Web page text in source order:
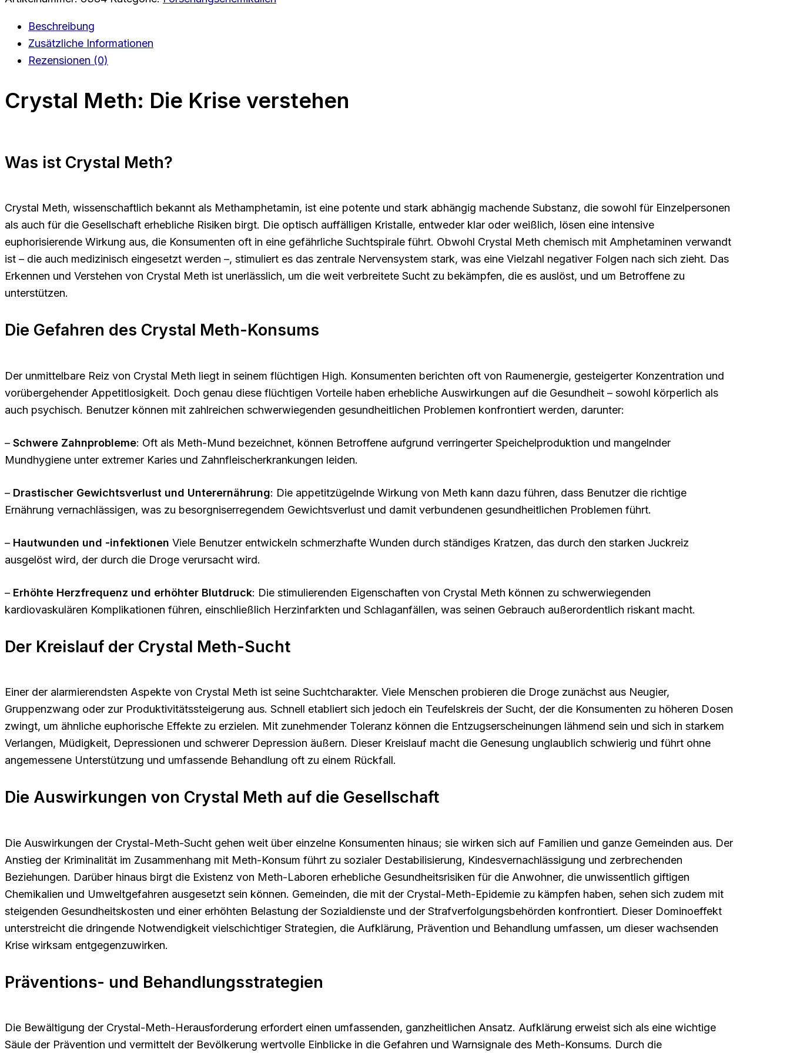
Beschreibung
Zusätzliche Informationen
Rezensionen (0)
Crystal Meth: Die Krise verstehen
Was ist Crystal Meth?
Crystal Meth, wissenschaftlich bekannt als Methamphetamin, ist eine potente und stark abhängig machende Substanz, die sowohl für Einzelpersonen
als auch für die Gesellschaft erhebliche Risiken birgt. Die optisch auffälligen Kristalle, entweder klar oder weißlich, lösen eine intensive
euphorisierende Wirkung aus, die Konsumenten oft in eine gefährliche Suchtspirale führt. Obwohl Crystal Meth chemisch mit Amphetaminen verwandt
ist – die auch medizinisch eingesetzt werden –, stimuliert es das zentrale Nervensystem stark, was eine Vielzahl negativer Folgen nach sich zieht. Das
Erkennen und Verstehen von Crystal Meth ist unerlässlich, um die weit verbreitete Sucht zu bekämpfen, die es auslöst, und um Betroffene zu
unterstützen.
Die Gefahren des Crystal Meth-Konsums
Der unmittelbare Reiz von Crystal Meth liegt in seinem flüchtigen High. Konsumenten berichten oft von Raumenergie, gesteigerter Konzentration und
vorübergehender Appetitlosigkeit. Doch genau diese flüchtigen Vorteile haben erhebliche Auswirkungen auf die Gesundheit – sowohl körperlich als
auch psychisch. Benutzer können mit zahlreichen schwerwiegenden gesundheitlichen Problemen konfrontiert werden, darunter:
– Schwere Zahnprobleme: Oft als Meth-Mund bezeichnet, können Betroffene aufgrund verringerter Speichelproduktion und mangelnder
Mundhygiene unter extremer Karies und Zahnfleischerkrankungen leiden.
– Drastischer Gewichtsverlust und Unterernährung: Die appetitzügelnde Wirkung von Meth kann dazu führen, dass Benutzer die richtige
Ernährung vernachlässigen, was zu besorgniserregendem Gewichtsverlust und damit verbundenen gesundheitlichen Problemen führt.
– Hautwunden und -infektionen Viele Benutzer entwickeln schmerzhafte Wunden durch ständiges Kratzen, das durch den starken Juckreiz
ausgelöst wird, der durch die Droge verursacht wird.
– Erhöhte Herzfrequenz und erhöhter Blutdruck: Die stimulierenden Eigenschaften von Crystal Meth können zu schwerwiegenden
kardiovaskulären Komplikationen führen, einschließlich Herzinfarkten und Schlaganfällen, was seinen Gebrauch außerordentlich riskant macht.
Der Kreislauf der Crystal Meth-Sucht
Einer der alarmierendsten Aspekte von Crystal Meth ist seine Suchtcharakter. Viele Menschen probieren die Droge zunächst aus Neugier,
Gruppenzwang oder zur Produktivitätssteigerung aus. Schnell etabliert sich jedoch ein Teufelskreis der Sucht, der die Konsumenten zu höheren Dosen
zwingt, um ähnliche euphorische Effekte zu erzielen. Mit zunehmender Toleranz können die Entzugserscheinungen lähmend sein und sich in starkem
Verlangen, Müdigkeit, Depressionen und schwerer Depression äußern. Dieser Kreislauf macht die Genesung unglaublich schwierig und führt ohne
angemessene Unterstützung und umfassende Behandlung oft zu einem Rückfall.
Die Auswirkungen von Crystal Meth auf die Gesellschaft
Die Auswirkungen der Crystal-Meth-Sucht gehen weit über einzelne Konsumenten hinaus; sie wirken sich auf Familien und ganze Gemeinden aus. Der
Anstieg der Kriminalität im Zusammenhang mit Meth-Konsum führt zu sozialer Destabilisierung, Kindesvernachlässigung und zerbrechenden
Beziehungen. Darüber hinaus birgt die Existenz von Meth-Laboren erhebliche Gesundheitsrisiken für die Anwohner, die unwissentlich giftigen
Chemikalien und Umweltgefahren ausgesetzt sein können. Gemeinden, die mit der Crystal-Meth-Epidemie zu kämpfen haben, sehen sich zudem mit
steigenden Gesundheitskosten und einer erhöhten Belastung der Sozialdienste und der Strafverfolgungsbehörden konfrontiert. Dieser Dominoeffekt
unterstreicht die dringende Notwendigkeit vielschichtiger Strategien, die Aufklärung, Prävention und Behandlung umfassen, um dieser wachsenden
Krise wirksam entgegenzuwirken.
Präventions- und Behandlungsstrategien
Die Bewältigung der Crystal-Meth-Herausforderung erfordert einen umfassenden, ganzheitlichen Ansatz. Aufklärung erweist sich als eine wichtige
Säule der Prävention und vermittelt der Bevölkerung wertvolle Einblicke in die Gefahren und Warnsignale des Meth-Konsums. Durch die